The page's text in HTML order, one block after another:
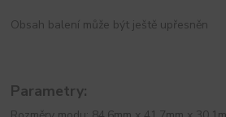
Obsah balení může být ještě upřesněn
Parametry: